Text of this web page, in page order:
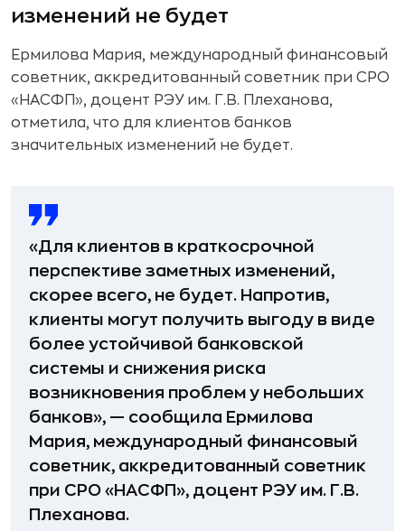
изменений не будет
Ермилова Мария, международный финансовый
советник, аккредитованный советник при СРО
«НАСФП», доцент РЭУ им. Г.В. Плеханова,
отметила, что для клиентов банков
значительных изменений не будет.
«Для клиентов в краткосрочной
перспективе заметных изменений,
скорее всего, не будет. Напротив,
клиенты могут получить выгоду в виде
более устойчивой банковской
системы и снижения риска
возникновения проблем у небольших
банков», — сообщила Ермилова
Мария, международный финансовый
советник, аккредитованный советник
при СРО «НАСФП», доцент РЭУ им. Г.В.
Плеханова.